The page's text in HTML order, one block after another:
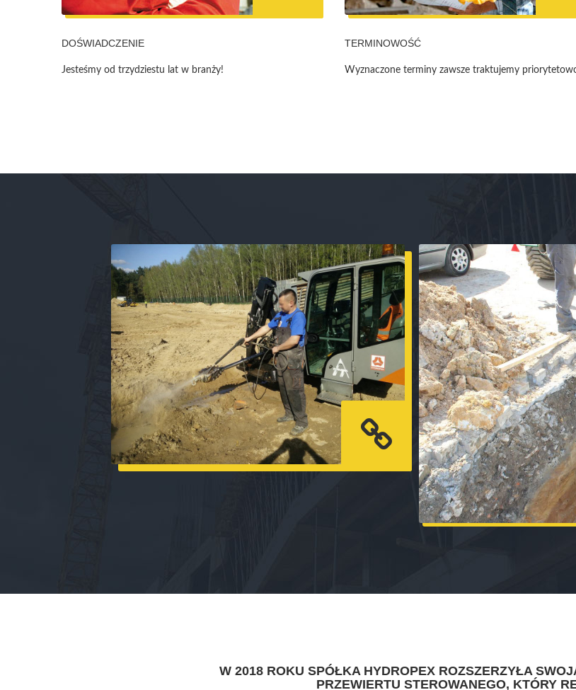
DOŚWIADCZENIE
Jesteśmy od trzydziestu lat w branży!
TERMINOWOŚĆ
Wyznaczone terminy zawsze traktujemy
W 2018 ROKU SPÓŁKA HYDROPEX ROZSZERZYŁA
PRZEWIERTU STEROWANEGO, KTÓRY